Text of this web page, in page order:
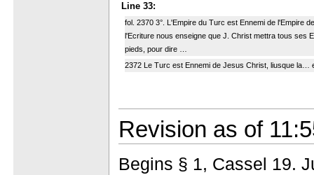
Line 33:
fol. 2370 3°. L'Empire du Turc est Ennemi de l'Empire
l'Ecriture nous enseigne que J. Christ mettra tous ses
pieds, pour dire …
2372 Le Turc est Ennemi de Jesus Christ, liusque la…
Revision as of
Begins § 1, Cassel 19.